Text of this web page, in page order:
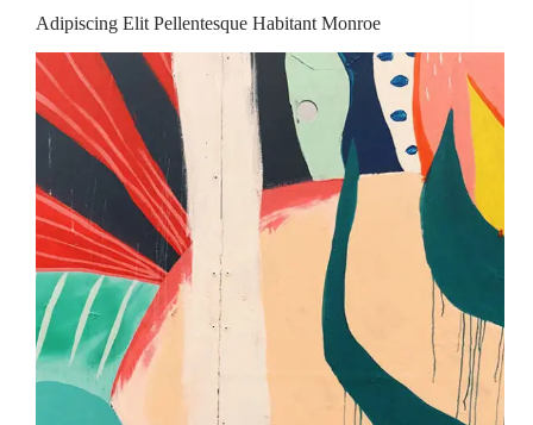
Adipiscing Elit Pellentesque Habitant Monroe